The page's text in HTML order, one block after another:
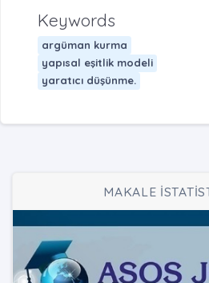
Keywords
argüman kurma
yapısal eşitlik modeli
yaratıcı düşünme.
MAKALE